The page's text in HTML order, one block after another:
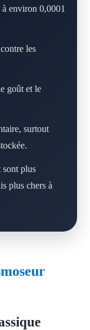
environ 0,0001
les
goût et le
surtout
sont plus
plus chers à